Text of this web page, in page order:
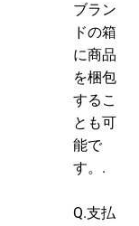
ブラン
ドの箱
に商品
を梱包
するこ
とも可
能で
す。.
Q.支払